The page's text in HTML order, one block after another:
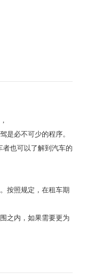
是必不可少的程序。
也可以了解到汽车的
按照规定，在租车期
之内，如果需要更为